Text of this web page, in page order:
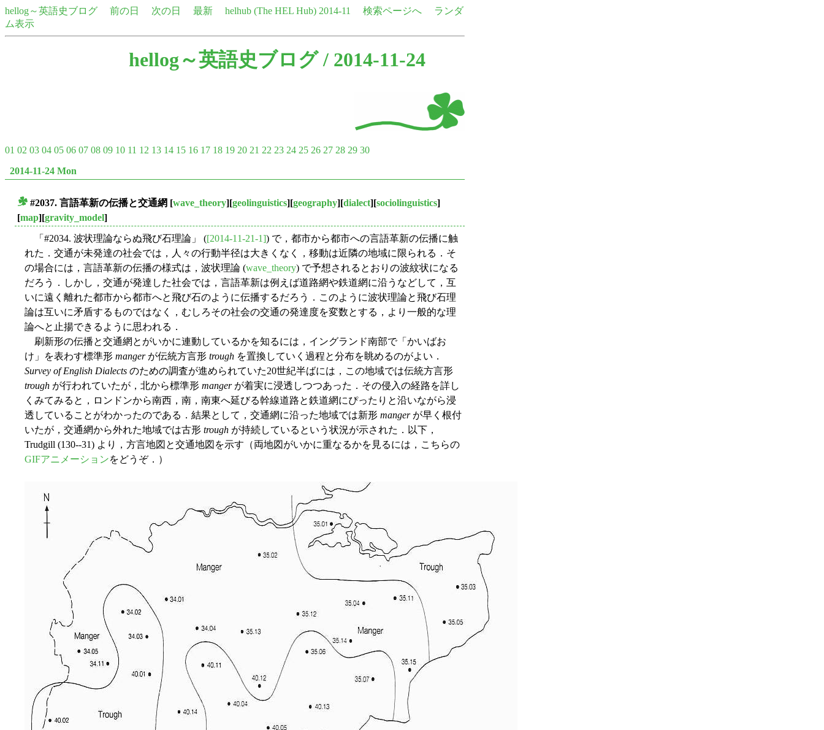
hellog～英語史ブログ 前の日 次の日 最新 helhub (The HEL Hub) 2014-11 検索ページへ
ランダ
ム表示
hellog～英語史ブログ/ 2014-11-24
01 02 03 04 05 06 07 08 09 10 11 12 13 14 15 16 17 18 19 20 21 22 23 24 25 26 27 28 29 30
2014-11-24 Mon
#2037. 言語革新の伝播と交通網 [wave_theory][geolinguistics][geography][dialect][sociolinguistics]
[map][gravity_model]
「#2034. 波状理論ならぬ飛び石理論」 ([2014-11-21-1]) で，都市から都市への言語革新の伝播に触
れた．交通が未発達の社会では，人々の行動半径は大きくなく，移動は近隣の地域に限られる．そ
の場合には，言語革新の伝播の様式は，波状理論 (wave_theory) で予想されるとおりの波紋状になる
だろう．しかし，交通が発達した社会では，言語革新は例えば道路網や鉄道網に沿うなどして，互
いに遠く離れた都市から都市へと飛び石のように伝播するだろう．このように波状理論と飛び石理
論は互いに矛盾するものではなく，むしろその社会の交通の発達度を変数とする，より一般的な理
論へと止揚できるように思われる．
刷新形の伝播と交通網とがいかに連動しているかを知るには，イングランド南部で「かいばお
け」を表わす標準形 mangerが伝統方言形 trough を置換していく過程と分布を眺めるのがよい．
Survey of English Dialects のための調査が進められていた20世紀半ばには，この地域では伝統方言形
trough が行われていたが，北から標準形 mangerが着実に浸透しつつあった．その侵入の経路を詳し
くみてみると，ロンドンから南西，南，南東へ延びる幹線道路と鉄道網にぴったりと沿いながら浸
透していることがわかったのである．結果として，交通網に沿った地域では新形 mangerが早く根付
いたが，交通網から外れた地域では古形 trough が持続しているという状況が示された．以下，
Trudgill (130--31) より，方言地図と交通地図を示す（両地図がいかに重なるかを見るには，こちらの
GIFアニメーションをどうぞ．）